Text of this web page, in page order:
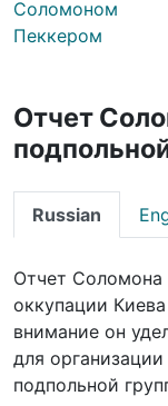
Соломоном
Пеккером
Отчет
Russian
Отчет Соломона
оккупации
внимание он
для
подпольной